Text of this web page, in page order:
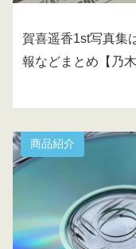
賀喜遥香1st写真集
報などまとめ【乃
商品紹介